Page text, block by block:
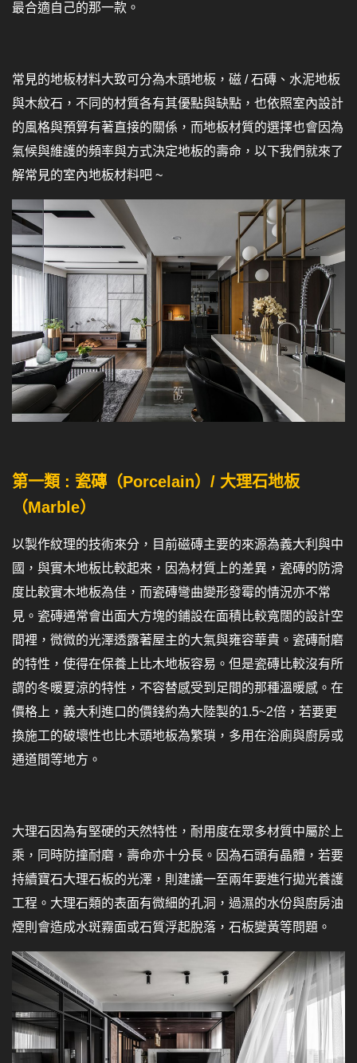
最合適自己的那一款。
常見的地板材料大致可分為木頭地板，磁 / 石磚、水泥地板
與木紋石，不同的材質各有其優點與缺點，也依照室內設計
的風格與預算有著直接的關係，而地板材質的選擇也會因為
氣候與維護的頻率與方式決定地板的壽命，以下我們就來了
解常見的室內地板材料吧 ~
第一類 : 瓷磚（Porcelain）/ 大理石地板
（Marble）
以製作紋理的技術來分，目前磁磚主要的來源為義大利與中
國，與實木地板比較起來，因為材質上的差異，瓷磚的防滑
度比較實木地板為佳，而瓷磚彎曲變形發霉的情況亦不常
見。瓷磚通常會出面大方塊的鋪設在面積比較寬闊的設計空
間裡，微微的光澤透露著屋主的大氣與雍容華貴。瓷磚耐磨
的特性，使得在保養上比木地板容易。但是瓷磚比較沒有所
謂的冬暖夏涼的特性，不容替感受到足間的那種溫暖感。在
價格上，義大利進口的價錢約為大陸製的1.5~2倍，若要更
換施工的破壞性也比木頭地板為繁瑣，多用在浴廁與廚房或
通道間等地方。
大理石因為有堅硬的天然特性，耐用度在眾多材質中屬於上
乘，同時防撞耐磨，壽命亦十分長。因為石頭有晶體，若要
持續寶石大理石板的光澤，則建議一至兩年要進行拋光養護
工程。大理石類的表面有微細的孔洞，過濕的水份與廚房油
煙則會造成水斑霧面或石質浮起脫落，石板變黃等問題。